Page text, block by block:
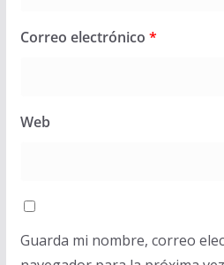
Correo electrónico *
Web
Guarda mi nombre, correo